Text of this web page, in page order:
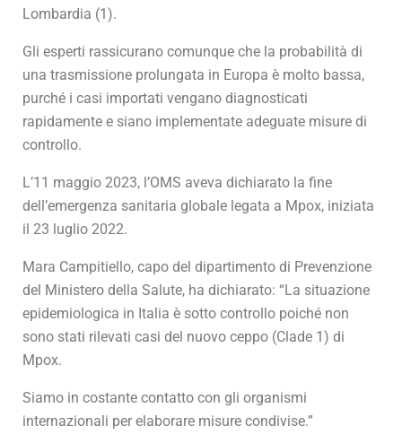
Lombardia (1).
Gli esperti rassicurano comunque che la probabilità di
una trasmissione prolungata in Europa è molto bassa,
purché i casi importati vengano diagnosticati
rapidamente e siano implementate adeguate misure di
controllo.
L’11 maggio 2023, l’OMS aveva dichiarato la fine
dell’emergenza sanitaria globale legata a Mpox, iniziata
il 23 luglio 2022.
Mara Campitiello, capo del dipartimento di Prevenzione
del Ministero della Salute, ha dichiarato: “La situazione
epidemiologica in Italia è sotto controllo poiché non
sono stati rilevati casi del nuovo ceppo (Clade 1) di
Mpox.
Siamo in costante contatto con gli organismi
internazionali per elaborare misure condivise.”